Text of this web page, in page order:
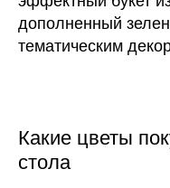
дополненный
тематическим
Какие цветы
стола